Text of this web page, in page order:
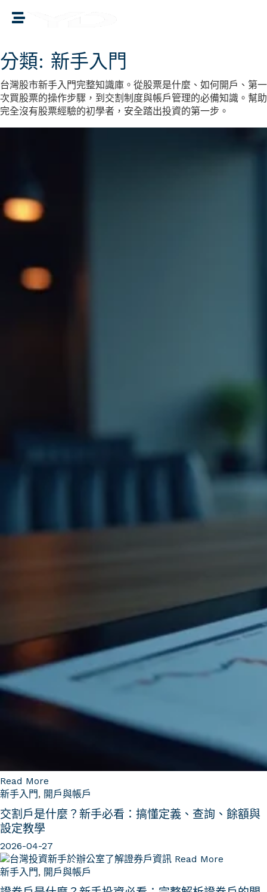
分類: 新手入門
台灣股市新手入門完整知識庫。從股票是什麼、如何開戶、第一
次買股票的操作步驟，到交割制度與帳戶管理的必備知識。幫助
完全沒有股票經驗的初學者，安全踏出投資的第一步。
Read More
新手入門, 開戶與帳戶
交割戶是什麼？新手必看：搞懂定義、查詢、餘額與
設定教學
2026-04-27
Read More
新手入門, 開戶與帳戶